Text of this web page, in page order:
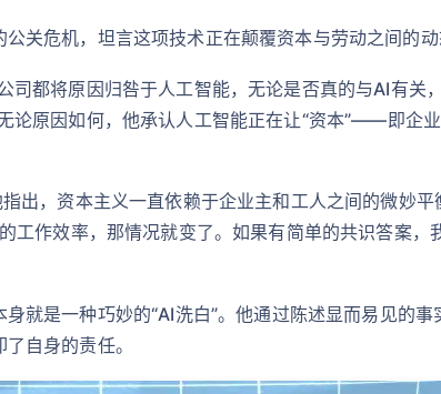
关危机，坦言这项技术正在颠覆资本与劳动之间的动
都将原因归咎于人工智能，无论是否真的与AI有关
论原因如何，他承认人工智能正在让“资本”——即
出，资本主义一直依赖于企业主和工人之间的微妙
工作效率，那情况就变了。如果有简单的共识答案，
就是一种巧妙的“AI洗白”。他通过陈述显而易见的
自身的责任。